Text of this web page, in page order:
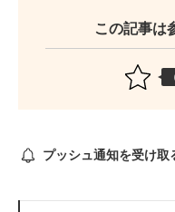
この記事は
プッシュ通知を受け取